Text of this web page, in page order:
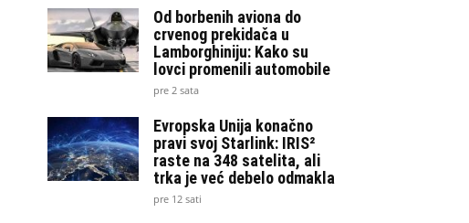
Od borbenih aviona do
crvenog prekidača u
Lamborghiniju: Kako su
lovci promenili automobile
pre 2 sata
Evropska Unija konačno
pravi svoj Starlink: IRIS²
raste na 348 satelita, ali
trka je već debelo odmakla
pre 12 sati